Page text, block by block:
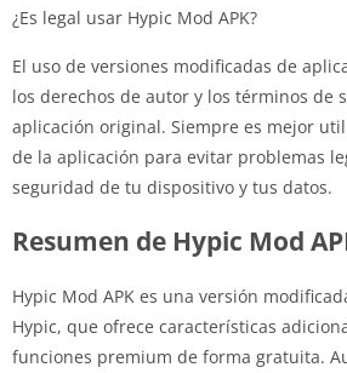
¿Es legal usar Hypic Mod APK?
El uso de versiones modificadas de
los derechos de autor y los términos de
aplicación original. Siempre es mejor
de la aplicación para evitar problemas
seguridad de tu dispositivo y tus datos.
Resumen de Hypic Mod
Hypic Mod APK es una versión
Hypic, que ofrece características
funciones premium de forma gratuita.